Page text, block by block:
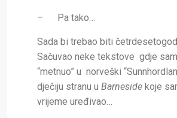
– Pa tako…
Sada bi trebao biti
Sačuvao neke tekstove gdje
“metnuo” u norveški
dječiju stranu u Barneside koje
vrijeme uređivao…